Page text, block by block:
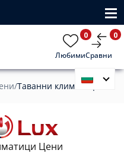
Любими
0
Сравни
0
/Таванни климатици
Цени